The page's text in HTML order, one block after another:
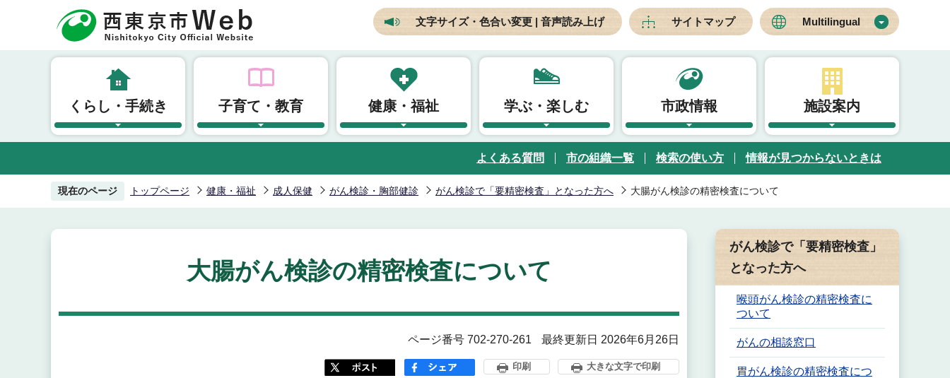
頭
文字サイズ・色合い変更 | 音声読み上げ サイトマップ Multilingual
くらし・手続き 子育て・教育 健康・福祉 学ぶ・楽しむ 市政情報 施設案内
よくある質問 市の組織一覧 検索の使い方 情報が見つからないときは
現在のページ トップページ 健康・福祉 成人保健 がん検診・胸部健診 がん検診で「要精密検査」となった方へ 大腸がん検診の精密検査について
大腸がん検診の精密検査について
ページ番号 702-270-261 最終更新日 2026年6月26日
印刷 大きな文字で印刷
がん検診で「要精密検査」
となった方へ
喉頭がん検診の精密検査に
ついて
がんの相談窓口
胃がん検診の精密検査につ